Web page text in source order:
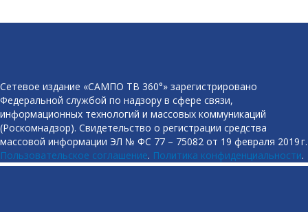
Сетевое издание «САМПО ТВ 360°» зарегистрировано
Федеральной службой по надзору в сфере связи,
информационных технологий и массовых коммуникаций
(Роскомнадзор). Свидетельство о регистрации средства
массовой информации ЭЛ № ФС 77 – 75082 от 19 февраля 2019 г.
Пользовательское соглашение. Политика конфиденциальности.